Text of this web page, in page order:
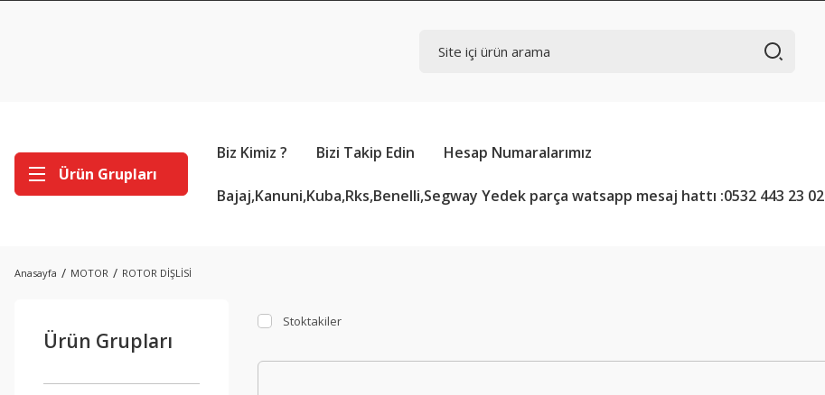
Ürün Grupları
Biz Kimiz ? Bizi Takip Edin Hesap Numaralarımız
Bajaj,Kanuni,Kuba,Rks,Benelli,Segway Yedek parça watsapp mesaj hattı :0532 443 23 02
Anasayfa MOTOR ROTOR DİŞLİSİ
Ürün Grupları
Stoktakiler